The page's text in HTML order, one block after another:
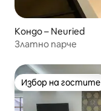
Кондо – Neuried
Златно парче
Избор на гостите
Избор на гостите